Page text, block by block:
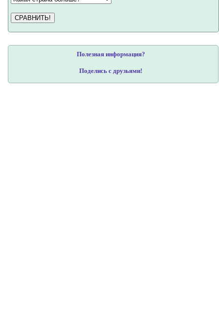
СРАВНИТЬ!
Полезная информация?
Поделись с друзьями!